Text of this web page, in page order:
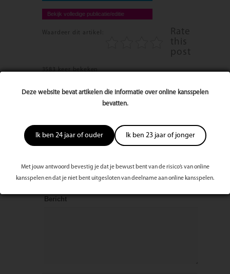
Deze website bevat artikelen die informatie over online kansspelen
bevatten.
Ik ben 24 jaar of ouder Ik ben 23 jaar of jonger
Met jouw antwoord bevestig je dat je bewust bent van de risico’s van online
kansspelen en dat je niet bent uitgesloten van deelname aan online kansspelen.
Bekijk volledige publicatie/editie
Waardeer dit artikel:
Rate
this
post
3583 keer bekeken
Reageer op dit artikel
Naam
E-mailadres
Bericht